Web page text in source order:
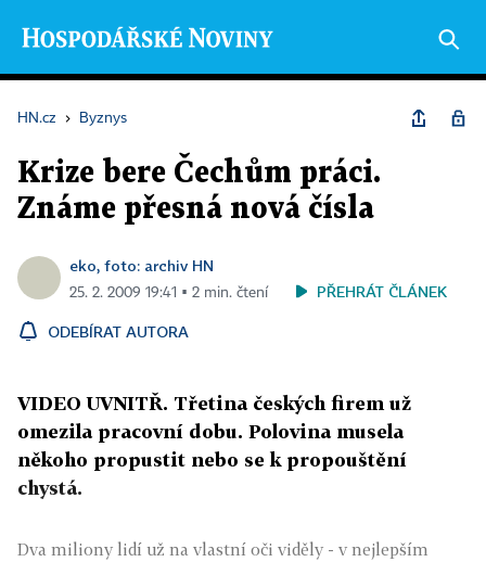
HN.cz › Byznys
Krize bere Čechům práci.
Známe přesná nová čísla
eko, foto: archiv HN
25. 2. 2009 19:41 ▪ 2 min. čtení PŘEHRÁT ČLÁNEK
ODEBÍRAT AUTORA
VIDEO UVNITŘ. Třetina českých firem už
omezila pracovní dobu. Polovina musela
někoho propustit nebo se k propouštění
chystá.
Dva miliony lidí už na vlastní oči viděly - v nejlepším